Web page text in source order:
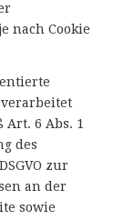
nach Cookie
verarbeitet
6 Abs. 1
des
zur
an der
sowie